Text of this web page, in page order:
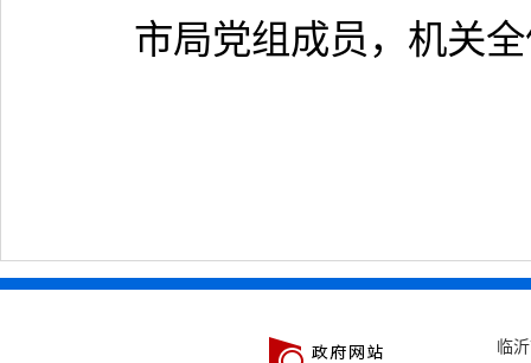
市局党组成员，机关
临